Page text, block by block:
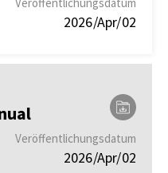
2026/Apr/02
Veröffentlichungsdatum
2026/Apr/02